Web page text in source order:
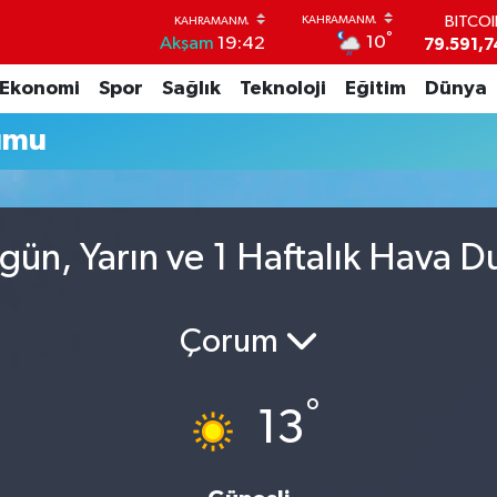
Akşam 19:42 10°
45,43620
Ekonomi Spor Sağlık Teknoloji Eğitim Dünya
Yarın ve 1 Haftalık Hava
Çorum
13°